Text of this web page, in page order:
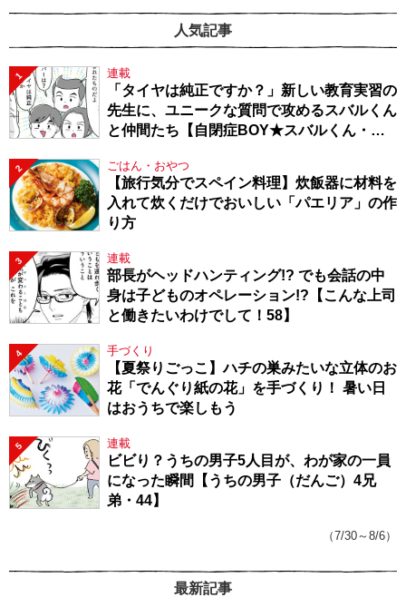
人気記事
1 連載
「タイヤは純正ですか？」新しい教育実習の
先生に、ユニークな質問で攻めるスバルくん
と仲間たち【自閉症BOY★スバルくん・
2 ごはん・おやつ
【旅行気分でスペイン料理】炊飯器に材料を
入れて炊くだけでおいしい「パエリア」の作
り方
3 連載
部長がヘッドハンティング!? でも会話の中
身は子どものオペレーション!?【こんな上司
と働きたいわけでして！58】
4 手づくり
【夏祭りごっこ】ハチの巣みたいな立体のお
花「でんぐり紙の花」を手づくり！ 暑い日
はおうちで楽しもう
5 連載
ビビり？うちの男子5人目が、わが家の一員
になった瞬間【うちの男子（だんご）4兄
弟・44】
（7/30～8/6）
最新記事